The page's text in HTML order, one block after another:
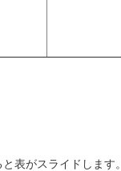
表がスライドします。